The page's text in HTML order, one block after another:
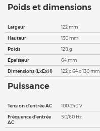
Poids et dimensions
Largeur
122 mm
Hauteur
130 mm
Poids
128 g
Épaisseur
64 mm
Dimensions (LxExH)
122 x 64 x 130 mm
Puissance
Tension d'entrée AC
100-240 V
Fréquence d'entrée
AC
50/60 Hz